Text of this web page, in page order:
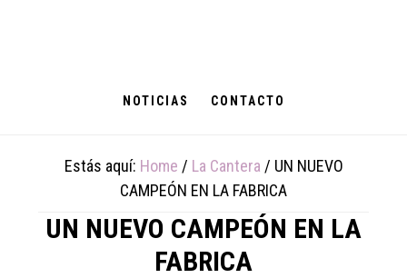
NOTICIAS CONTACTO
Estás aquí: Home / La Cantera / UN NUEVO
CAMPEÓN EN LA FABRICA
UN NUEVO CAMPEÓN EN LA
FABRICA